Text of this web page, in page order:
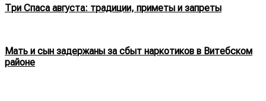
Три Спаса августа: традиции, приметы и запреты
Мать и сын задержаны за сбыт наркотиков в Витебском
районе